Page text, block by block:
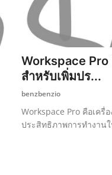
Workspace Pro
สำหรับเพิ่มปร...
benzbenzio
Workspace Pro คือเครื่
ประสิทธิภาพการทำงาน